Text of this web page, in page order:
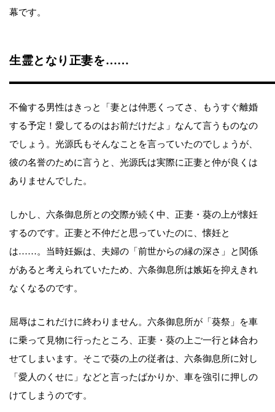
幕です。
生霊となり正妻を……
不倫する男性はきっと「妻とは仲悪くってさ、もうすぐ離婚
する予定！愛してるのはお前だけだよ」なんて言うものなの
でしょう。光源氏もそんなことを言っていたのでしょうが、
彼の名誉のために言うと、光源氏は実際に正妻と仲が良くは
ありませんでした。
しかし、六条御息所との交際が続く中、正妻・葵の上が懐妊
するのです。正妻と不仲だと思っていたのに、懐妊と
は……。当時妊娠は、夫婦の「前世からの縁の深さ」と関係
があると考えられていたため、六条御息所は嫉妬を抑えきれ
なくなるのです。
屈辱はこれだけに終わりません。六条御息所が「葵祭」を車
に乗って見物に行ったところ、正妻・葵の上ご一行と鉢合わ
せてしまいます。そこで葵の上の従者は、六条御息所に対し
「愛人のくせに」などと言ったばかりか、車を強引に押しの
けてしまうのです。